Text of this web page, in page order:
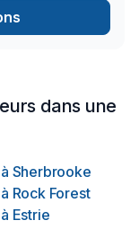
dans une
à Sherbrooke
à Rock Forest
à Estrie